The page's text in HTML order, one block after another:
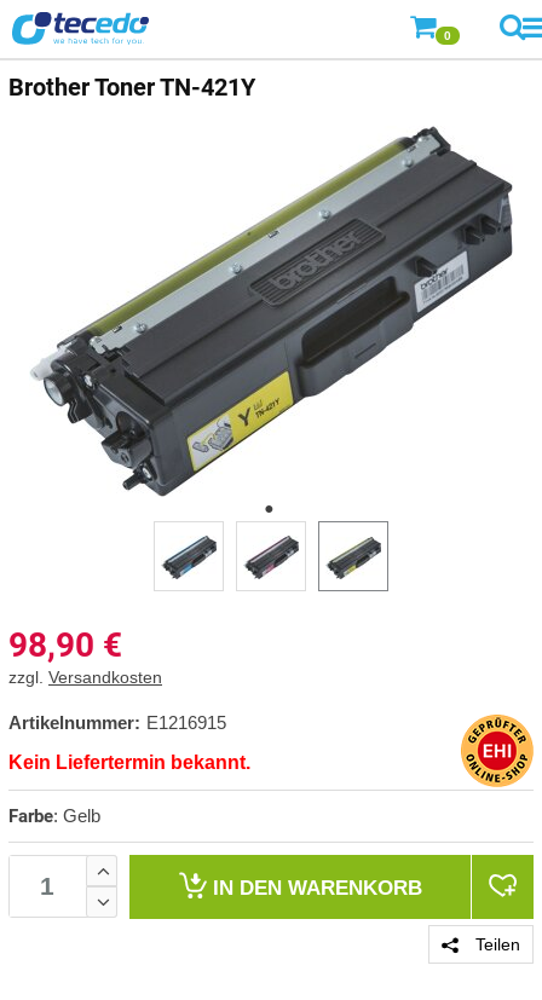
0
BrotherToner TN-421Y
98,90 €
zzgl. Versandkosten
Artikelnummer: E1216915
Kein Liefertermin bekannt.
Farbe: Gelb
IN DEN WARENKORB
Teilen